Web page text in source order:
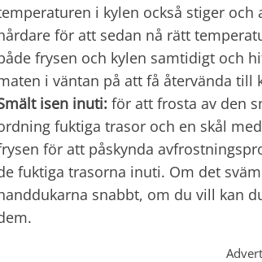
i kylen också stiger
för att sedan nå rätt
frysen och kylen samtidigt och
i väntan på att få återvända till
isen inuti: för att frosta av den
fuktiga trasor och en skål
för att påskynda
fuktiga trasorna inuti. Om det
snabbt, om du vill kan